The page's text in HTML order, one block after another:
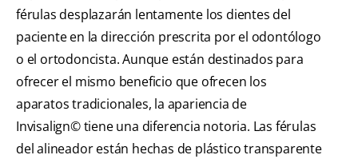
férulas desplazarán lentamente los dientes del
paciente en la dirección prescrita por el odontólogo
o el ortodoncista. Aunque están destinados para
ofrecer el mismo beneficio que ofrecen los
aparatos tradicionales, la apariencia de
Invisalign© tiene una diferencia notoria. Las férulas
del alineador están hechas de plástico transparente